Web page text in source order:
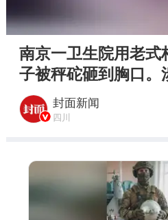
00:00
南京一卫生院用老
子被秤砣砸到胸口
封面新闻
四川